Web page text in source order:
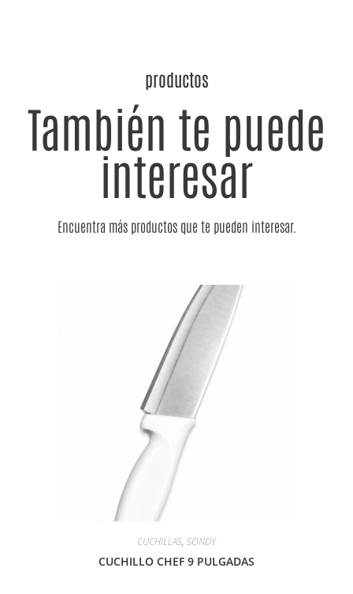
productos
También te puede
interesar
Encuentra más productos que te pueden interesar.
CUCHILLAS, SONDY
CUCHILLO CHEF 9 PULGADAS